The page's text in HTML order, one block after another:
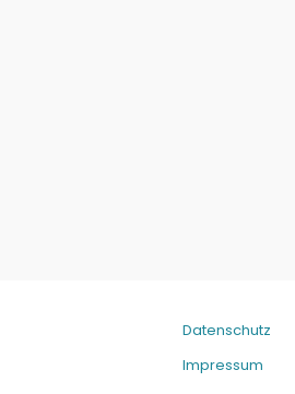
Datenschutz
Impressum